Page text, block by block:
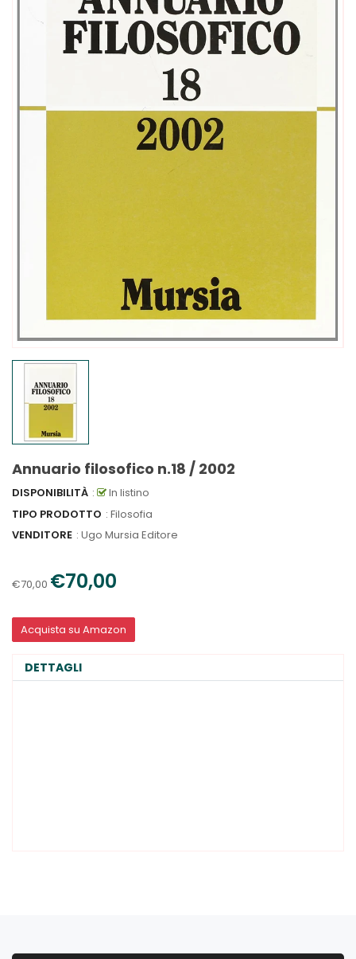
Annuario filosofico n.18 / 2002
DISPONIBILITÀ :
In listino
TIPO PRODOTTO : Filosofia
VENDITORE : Ugo Mursia Editore
€70,00 €70,00
Acquista su Amazon
DETTAGLI